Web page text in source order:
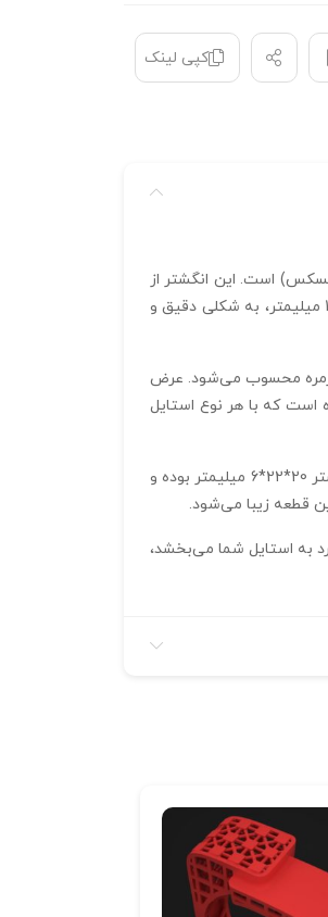
کپی لینک
است. این انگشتر از
طلای زرد 18 عیار ساخته شده و با طراحی شش ضلعی روی پایه خود، زیبایی بی‌نظیری را به نمایش گذاشته است. نگین‌ های گرد و تراش‌ خورده با قطر 1.8 میلیمتر، به شکلی دقیق و
عنوان یک قطعه روزمره محسوب می‌شود. عرض
شده است که با هر نوع استایل
این اثر هنری با استفاده از نرم‌ افزار حرفه‌ ای متریکس طراحی شده و فایل سه‌ بعدی آن در فرمت 3DM برای تولید دقیق ارائه شده است. ابعاد کلی این انگشتر 20*22*6 میلیمتر بوده و
قطعه زیبا می‌شود.
فرد به استایل شما می‌بخشد،